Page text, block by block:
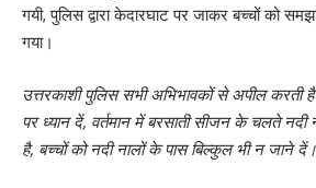
गयी, पुलिस द्वारा केदारघाट पर जाकर बच्चों को
गया।
उत्तरकाशी पुलिस सभी अभिभावकों से अपील करती है
पर ध्यान दें, वर्तमान में बरसाती सीजन के चलते
है, बच्चों को नदी नालों के पास बिल्कुल भी न जाने दें।